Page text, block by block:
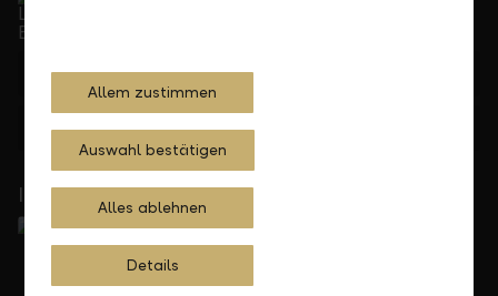
+423 236 88 11
Feedback
In Ihrer Nähe
Allem zustimmen
Auswahl bestätigen
Alles ablehnen
Details